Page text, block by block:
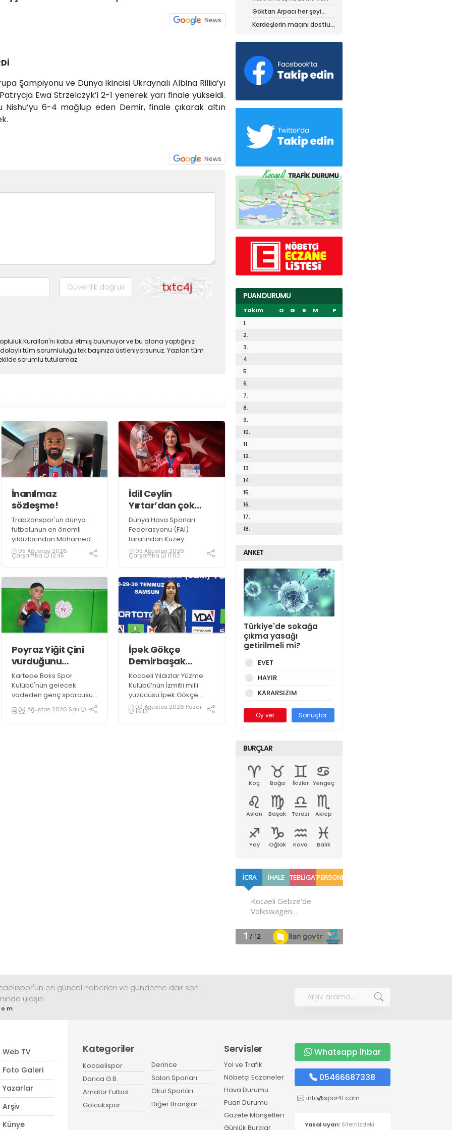
Şampiyonu ve Dünya ikincisi Ukraynalı Albina Rillia’yı
Ewa Strzelczyk’i 2-1 yenerek yarı finale yükseldi.
Nishu’yu 6-4 mağlup eden Demir, finale çıkarak altın
Kuralları'nı kabul etmiş bulunuyor ve bu alana yaptığınız
tüm sorumluluğu tek başınıza üstleniyorsunuz. Yazılan tüm
sorumlu tutulamaz.
İnanılmaz
sözleşme!
Trabzonspor'un dünya
futbolunun en önemli
yıldızlarından Mohamed
Salah ile anlaşmaya
vardı.
05 Ağustos 2026
Çarşamba 12:45
İdil Ceylin
Yırtar’dan çok
büyük başarı
Dünya Hava Sporları
Federasyonu (FAI)
tarafından Kuzey
Makedonya’nın Prilep
kentinde düzenlenen
Şampiyonası’nda ülkemizi
temsil eden millî
sporcumuz İdil Ceylin
YIRTAR, büyük bir başarıya
imza atarak Dünya ikincisi
oldu.
05 Ağustos 2026
Çarşamba 11:02
Poyraz Yiğit Çini
vurduğunu
indiriyor!
Kartepe Boks Spor
Kulübü'nün gelecek
vadeden genç sporcusu
Poyraz Yiğit Çini, 2027
Türkiye Boks Şampiyonası
04 Ağustos 2026 Salı
13:52
İpek Gökçe
Demirbaşak
gururumuz oldu!
Kocaeli Yıldızlar Yüzme
Kulübü’nün İzmitli milli
yüzücüsü İpek Gökçe
Demirbaşak 14 yaşında
olmasına rağmen müthiş
02 Ağustos 2026 Pazar
16:13
stratejisini paylaştı
Göktan Arpacı her şeyi
yaptı, ama?
Kardeşlerin maçını dostluk
PUAN DURUMU
Takım O G B M
P
1.
2.
3.
4.
5.
6.
7.
8.
9.
10.
11.
12.
13.
14.
15.
16.
17.
18.
ANKET
Türkiye'de sokağa
çıkma yasağı
getirilmeli mi?
EVET
HAYIR
KARARSIZIM
Oy ver Sonuçlar
BURÇLAR
Koç Boğa İkizler Yengeç
Aslan Başak Terazi Akrep
Yay Oğlak Kova Balık
en güncel haberleri ve gündeme dair son
ulaşın
Web TV
Foto Galeri
Yazarlar
Arşiv
Künye
Kategoriler
Kocaelispor
Darıca G.B.
Amatör Futbol
Gölcükspor
Derince
Salon Sporları
Okul Sporları
Diğer Branşlar
Servisler
Yol ve Trafik
Nöbetçi Eczaneler
Hava Durumu
Puan Durumu
Gazete Manşetleri
Günlük Burçlar
Whatsapp İhbar
05466687338
info@spor41.com
Yasal Uyarı: Sitemizdeki